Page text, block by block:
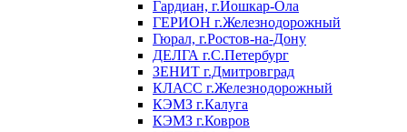
Гардиан, г.Йошкар-Ола
ГЕРИОН г.Железнодорожный
Гюрал, г.Ростов-на-Дону
ДЕЛГА г.С.Петербург
ЗЕНИТ г.Дмитровград
КЛАСС г.Железнодорожный
КЭМЗ г.Калуга
КЭМЗ г.Ковров